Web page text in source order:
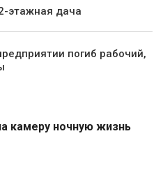
этажная дача
погиб рабочий,
камеру ночную жизнь